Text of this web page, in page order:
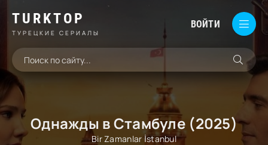
TURKTOP
ТУРЕЦКИЕ СЕРИАЛЫ
ВОЙТИ
Однажды в Стамбуле (2025)
Bir Zamanlar İstanbul